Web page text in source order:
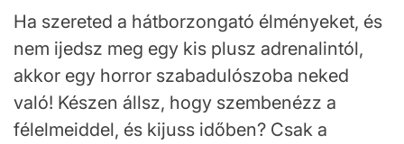
Ha szereted a hátborzongató élményeket, és
nem ijedsz meg egy kis plusz adrenalintól,
akkor egy horror szabadulószoba neked
való! Készen állsz, hogy szembenézz a
félelmeiddel, és kijuss időben? Csak a